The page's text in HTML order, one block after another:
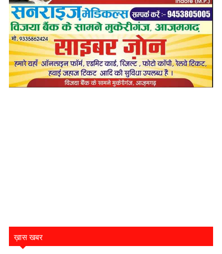
ख़ास खबर